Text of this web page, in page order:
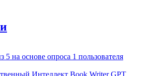
5 на основе опроса 1 пользователя
Интеллект Book Writer GPT